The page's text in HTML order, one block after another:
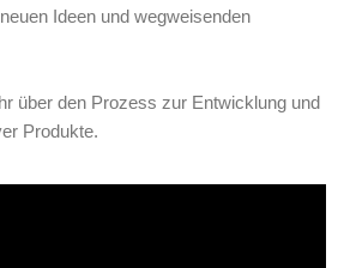
Ideen und wegweisenden
über den Prozess zur Entwicklung und
Produkte.